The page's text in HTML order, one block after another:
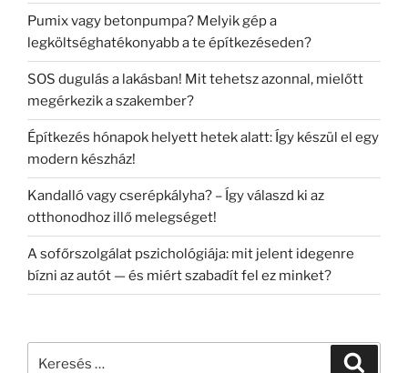
Pumix vagy betonpumpa? Melyik gép a
legköltséghatékonyabb a te építkezéseden?
SOS dugulás a lakásban! Mit tehetsz azonnal, mielőtt
megérkezik a szakember?
Építkezés hónapok helyett hetek alatt: Így készül el egy
modern készház!
Kandalló vagy cserépkályha? – Így válaszd ki az
otthonodhoz illő melegséget!
A sofőrszolgálat pszichológiája: mit jelent idegenre
bízni az autót — és miért szabadít fel ez minket?